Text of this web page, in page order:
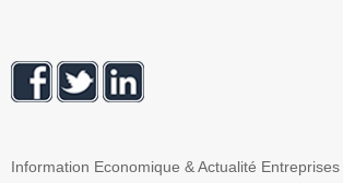
Information Economique & Actualité